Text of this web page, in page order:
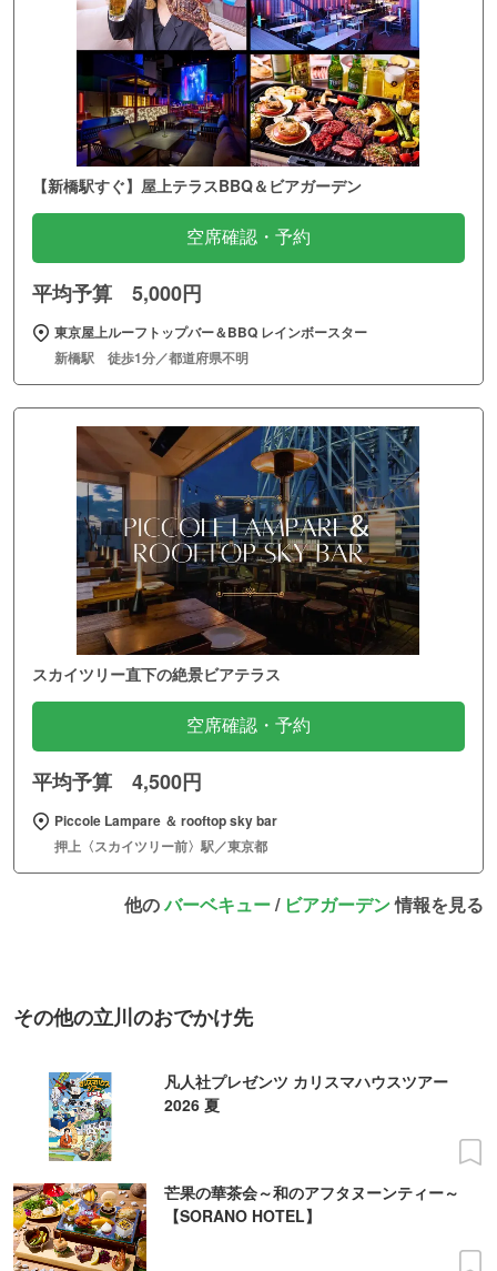
【新橋駅すぐ】屋上テラスBBQ＆ビアガーデン
空席確認・予約
平均予算 5,000円
東京屋上ルーフトップバー＆BBQ レインボースター
新橋駅 徒歩1分／都道府県不明
スカイツリー直下の絶景ビアテラス
空席確認・予約
平均予算 4,500円
Piccole Lampare ＆ rooftop sky bar
押上〈スカイツリー前〉駅／東京都
他のバーベキュー/ ビアガーデン情報を見る
その他の立川のおでかけ先
凡人社プレゼンツ カリスマハウスツアー
2026 夏
芒果の華茶会～和のアフタヌーンティー～
【SORANO HOTEL】